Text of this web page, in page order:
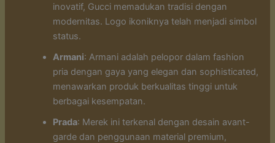
inovatif, Gucci memadukan tradisi dengan
modernitas. Logo ikoniknya telah menjadi simbol
status.
Armani: Armani adalah pelopor dalam fashion
pria dengan gaya yang elegan dan sophisticated,
menawarkan produk berkualitas tinggi untuk
berbagai kesempatan.
Prada: Merek ini terkenal dengan desain avant-
garde dan penggunaan material premium,